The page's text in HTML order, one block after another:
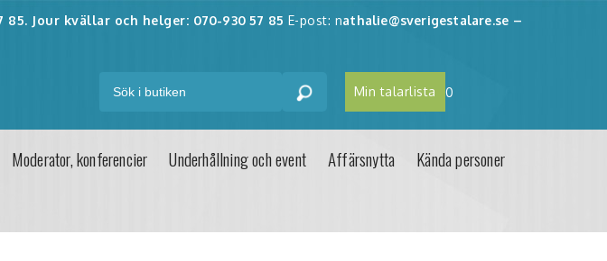
85. Jour kvällar och helger: 070-930 57 85 E-post: nathalie@sverigestalare.se –
Min talarlista 0
Moderator, konferencier Underhållning och event Affärsnytta
Kända personer